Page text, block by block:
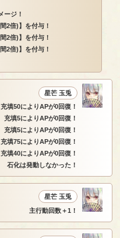
ージ！
2倍)】を付与！
2倍)】を付与！
2倍)】を付与！
星芒 玉兎
充填50によりAPが0回復！
充填5によりAPが0回復！
充填5によりAPが0回復！
充填75によりAPが0回復！
充填40によりAPが0回復！
石化は発動しなかった！
星芒 玉兎
主行動回数＋1！